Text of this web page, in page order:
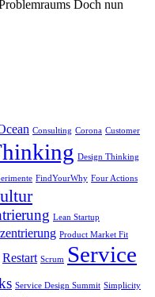
Doch nun
Consulting Corona Customer
Design Thinking
FindYourWhy Four Actions
Lean Startup
Product Market Fit
Restart Scrum
Service
Service Design Summit Simplicity